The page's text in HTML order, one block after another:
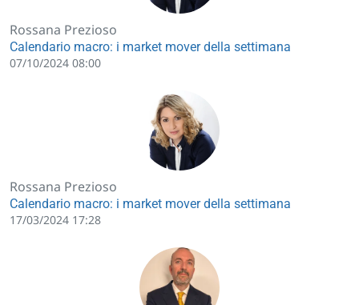
Rossana Prezioso
Calendario macro: i market mover della settimana
07/10/2024 08:00
Rossana Prezioso
Calendario macro: i market mover della settimana
17/03/2024 17:28